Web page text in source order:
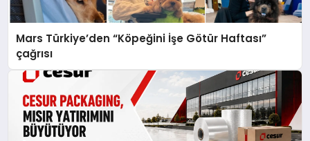
Mars Türkiye’den “Köpeğini İşe Götür Haftası”
çağrısı